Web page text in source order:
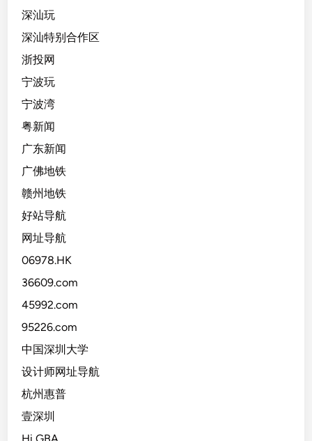
深汕玩
深汕特别合作区
浙投网
宁波玩
宁波湾
粤新闻
广东新闻
广佛地铁
赣州地铁
好站导航
网址导航
06978.HK
36609.com
45992.com
95226.com
中国深圳大学
设计师网址导航
杭州惠普
壹深圳